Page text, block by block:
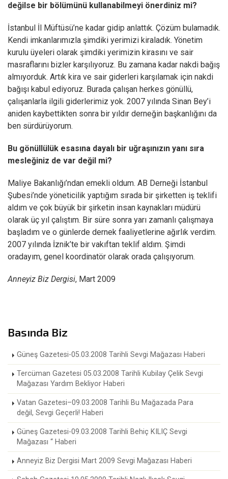
değilse bir bölümünü kullanabilmeyi önerdiniz mi?
İstanbul İl Müftüsü’ne kadar gidip anlattık. Çözüm bulamadık.
Kendi imkanlarımızla şimdiki yerimizi kiraladık. Yönetim
kurulu üyeleri olarak şimdiki yerimizin kirasını ve sair
masraflarını bizler karşılıyoruz. Bu zamana kadar nakdi bağış
almıyorduk. Artık kira ve sair giderleri karşılamak için nakdi
bağışı kabul ediyoruz. Burada çalışan herkes gönüllü,
çalışanlarla ilgili giderlerimiz yok. 2007 yılında Sinan Bey’i
aniden kaybettikten sonra bir yıldır derneğin başkanlığını da
ben sürdürüyorum.
Bu gönüllülük esasına dayalı bir uğraşınızın yanı sıra
mesleğiniz de var değil mi?
Maliye Bakanlığı’ndan emekli oldum. AB Derneği İstanbul
Şubesi’nde yöneticilik yaptığım sırada bir şirketten iş teklifi
aldım ve çok büyük bir şirketin insan kaynakları müdürü
olarak üç yıl çalıştım. Bir süre sonra yarı zamanlı çalışmaya
başladım ve o günlerde dernek faaliyetlerine ağırlık verdim.
2007 yılında İznik’te bir vakıftan teklif aldım. Şimdi
oradayım, genel koordinatör olarak orada çalışıyorum.
Anneyiz Biz Dergisi, Mart 2009
Basında Biz
Güneş Gazetesi-05.03.2008 Tarihli Sevgi Mağazası Haberi
Tercüman Gazetesi 05.03.2008 Tarihli Kubilay Çelik Sevgi
Mağazası Yardım Bekliyor Haberi
Vatan Gazetesi–09.03.2008 Tarihli Bu Mağazada Para
değil, Sevgi Geçerli! Haberi
Güneş Gazetesi-09.03.2008 Tarihli Behiç KILIÇ Sevgi
Mağazası “ Haberi
Anneyiz Biz Dergisi Mart 2009 Sevgi Mağazası Haberi